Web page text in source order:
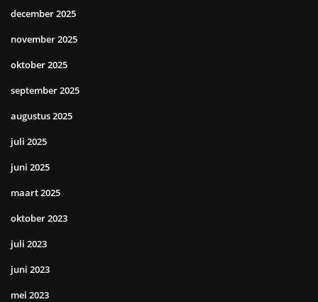
december 2025
november 2025
oktober 2025
september 2025
augustus 2025
juli 2025
juni 2025
maart 2025
oktober 2023
juli 2023
juni 2023
mei 2023